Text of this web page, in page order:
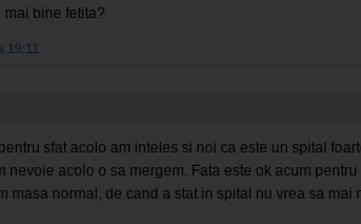
mai bine fetita?
19:11
sfat acolo am inteles si noi ca este un spital
nevoie acolo o sa mergem. Fata este ok acum
masa normal, de cand a stat in spital nu vrea sa mai